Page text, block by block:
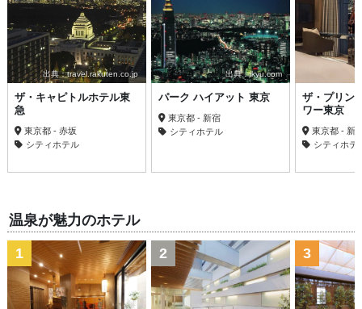
出典：travel.rakuten.co.jp
ザ・キャピトルホテル東
急
東京都 - 赤坂
シティホテル
出典：ikyu.com
パーク ハイアット 東京
東京都 - 新宿
シティホテル
ザ・プリン
ワー東京
東京都 - 新
シティホテ
温泉が魅力のホテル
1 2 3